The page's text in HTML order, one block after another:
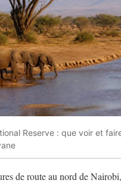
Reserve : que voir et
de route au nord de